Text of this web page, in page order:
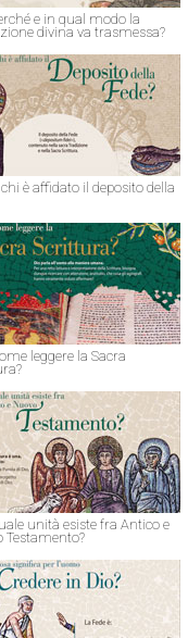
e in qual modo la
divina va trasmessa?
chi è affidato il deposito della
leggere la Sacra
unità esiste fra Antico e
Testamento?